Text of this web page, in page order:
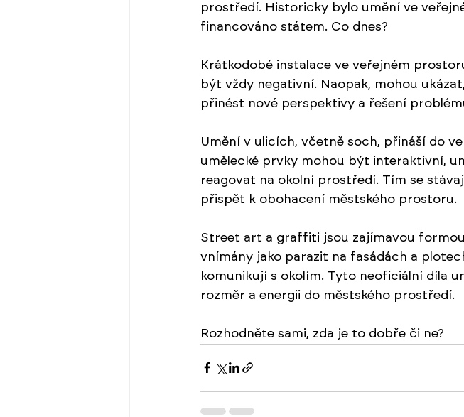
prostředí. Historicky bylo umění ve
financováno státem. Co dnes?
Krátkodobé instalace ve veřejném
být vždy negativní. Naopak, mohou
přinést nové perspektivy a řešení
Umění v ulicích, včetně soch, přináší do
umělecké prvky mohou být interaktivní,
reagovat na okolní prostředí. Tím se
přispět k obohacení městského prostoru.
Street art a graffiti jsou zajímavou
vnímány jako parazit na fasádách a
komunikují s okolím. Tyto neoficiální díla
rozměr a energii do městského prostředí.
Rozhodněte sami, zda je to dobře či ne?